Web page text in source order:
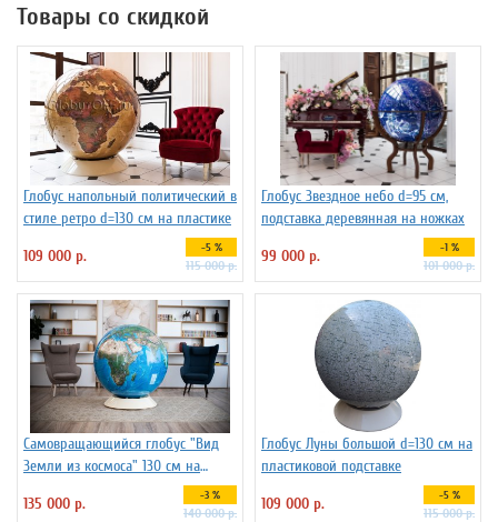
Товары со скидкой
Глобус напольный политический в
стиле ретро d=130 см на пластике
109 000 р.
-5 %
115 000 р.
Глобус Звездное небо d=95 см,
подставка деревянная на ножках
99 000 р.
-1 %
101 000 р.
Самовращающийся глобус "Вид
Земли из космоса" 130 см на
135 000 р. -3 %
140 000 р.
Глобус Луны большой d=130 см на
пластиковой подставке
109 000 р.
-5 %
115 000 р.